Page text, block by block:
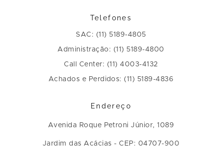
Telefones
SAC: (11) 5189-4805
Administração: (11) 5189-4800
Call Center: (11) 4003-4132
Achados e Perdidos: (11) 5189-4836
Endereço
Avenida Roque Petroni Júnior, 1089
Jardim das Acácias - CEP: 04707-900